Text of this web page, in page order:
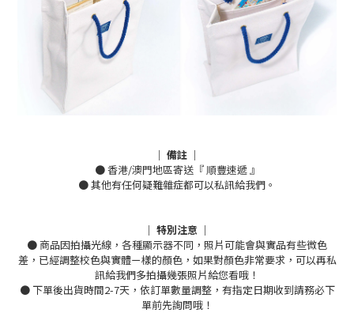
｜ 備註 ｜
● 香港/澳門地區寄送『 順豐速遞 』
● 其他有任何疑難雜症都可以私訊給我們。
｜ 特別注意 ｜
● 商品因拍攝光線，各種顯示器不同，照片可能會與實品有些微色
差，已經調整校色與實體ㄧ樣的顏色，如果對顏色非常要求，可以再私
訊給我們多拍攝幾張照片給您看哦！
● 下單後出貨時間2-7天，依訂單數量調整，有指定日期收到請務必下
單前先詢問哦！